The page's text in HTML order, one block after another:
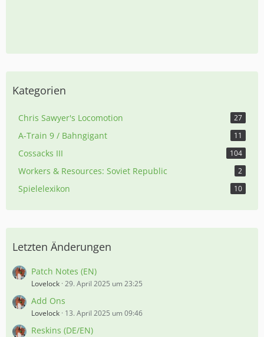
Kategorien
Chris Sawyer's Locomotion 27
A-Train 9 / Bahngigant 11
Cossacks III 104
Workers & Resources: Soviet Republic 2
Spielelexikon 10
Letzten Änderungen
Patch Notes (EN)
Lovelock 29. April 2025 um 23:25
Add Ons
Lovelock 13. April 2025 um 09:46
Reskins (DE/EN)